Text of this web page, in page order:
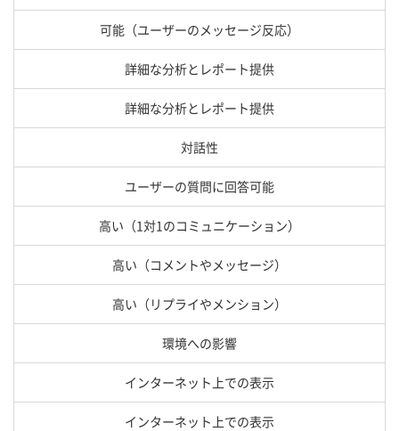
可能（ユーザーのメッセージ反応）
詳細な分析とレポート提供
詳細な分析とレポート提供
対話性
ユーザーの質問に回答可能
高い（1対1のコミュニケーション）
高い（コメントやメッセージ）
高い（リプライやメンション）
環境への影響
インターネット上での表示
インターネット上での表示